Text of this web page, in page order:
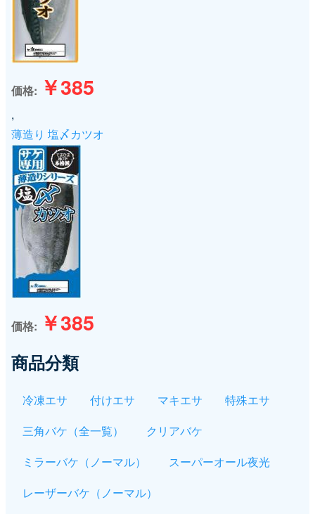
価格 ￥385
,
薄造り 塩〆カツオ
価格 ￥385
商品分類
冷凍エサ 付けエサ マキエサ
特殊エサ
三角バケ（全一覧）
クリアバケ
ミラーバケ（ノーマル）
スーパーオール夜光
レーザーバケ（ノーマル）